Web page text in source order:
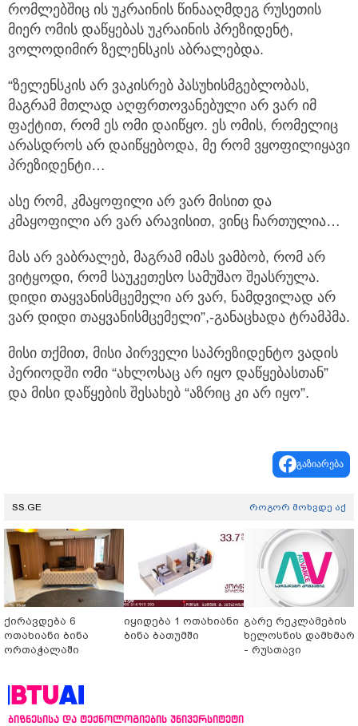
რომლებშიც ის უკრაინის წინააღმდეგ რუსეთის
მიერ ომის დაწყებას უკრაინის პრეზიდენტ,
ვოლოდიმირ ზელენსკის აბრალებდა.
“ზელენსკის არ ვაკისრებ პასუხისმგებლობას,
მაგრამ მთლად აღფრთოვანებული არ ვარ იმ
ფაქტით, რომ ეს ომი დაიწყო. ეს ომის, რომელიც
არასდროს არ დაიწყებოდა, მე რომ ვყოფილიყავი
პრეზიდენტი…
ასე რომ, კმაყოფილი არ ვარ მისით და
კმაყოფილი არ ვარ არავისით, ვინც ჩართულია…
მას არ ვაბრალებ, მაგრამ იმას ვამბობ, რომ არ
ვიტყოდი, რომ საუკეთესო სამუშაო შეასრულა.
დიდი თაყვანისმცემელი არ ვარ, ნამდვილად არ
ვარ დიდი თაყვანისმცემელი”,-განაცხადა ტრამპმა.
მისი თქმით, მისი პირველი საპრეზიდენტო ვადის
პერიოდში ომი “ახლოსაც არ იყო დაწყებასთან”
და მისი დაწყების შესახებ “აზრიც კი არ იყო”.
გაზიარება
SS.GE როგორ მოხვდე აქ
ქირავდება 6
ოთახიანი ბინა
ორთაჭალაში
იყიდება 1 ოთახიანი
ბინა ბათუმში
გარე რეკლამების
ხელოსნის
- რუსთავი
ბიზნესისა და ტექნოლოგიების უნივერსიტეტი